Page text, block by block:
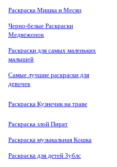
Раскраска Мишка и Месяц
Черно-белые Раскраски
Медвежонок
Раскраски для самых маленьких
малышей
Самые лучшие раскраски для
девочек
Раскраска Кузнечик на траве
Раскраска злой Пират
Раскраска музыкальная Кошка
Раскраска для детей Зублс